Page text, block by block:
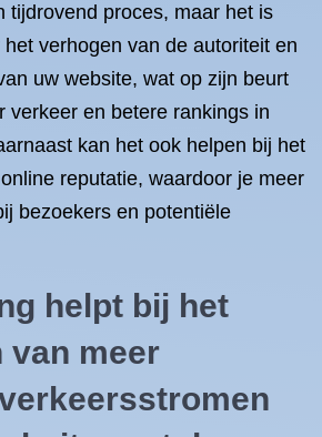
tijdrovend proces, maar het is
verhogen van de autoriteit en
uw website, wat op zijn beurt
verkeer en betere rankings in
kan het ook helpen bij het
reputatie, waardoor je meer
bezoekers en potentiële
helpt bij het
van meer